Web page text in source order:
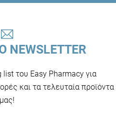
του Easy Pharmacy για
και τα τελευταία προϊόντα
μας!